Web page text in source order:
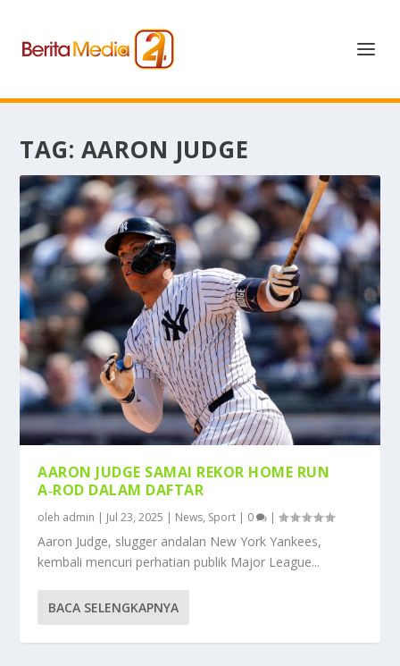
TAG: AARON JUDGE
AARON JUDGE SAMAI REKOR HOME RUN
A‑ROD DALAM DAFTAR
oleh admin | Jul 23, 2025 | News, Sport | 0 |
Aaron Judge, slugger andalan New York Yankees,
kembali mencuri perhatian publik Major League...
BACA SELENGKAPNYA